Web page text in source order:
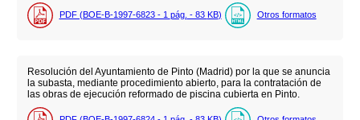
PDF (BOE-B-1997-6823 - 1 pág. - 83 KB) Otros formatos
Resolución del Ayuntamiento de Pinto (Madrid) por la que se anuncia
la subasta, mediante procedimiento abierto, para la contratación de
las obras de ejecución reformado de piscina cubierta en Pinto.